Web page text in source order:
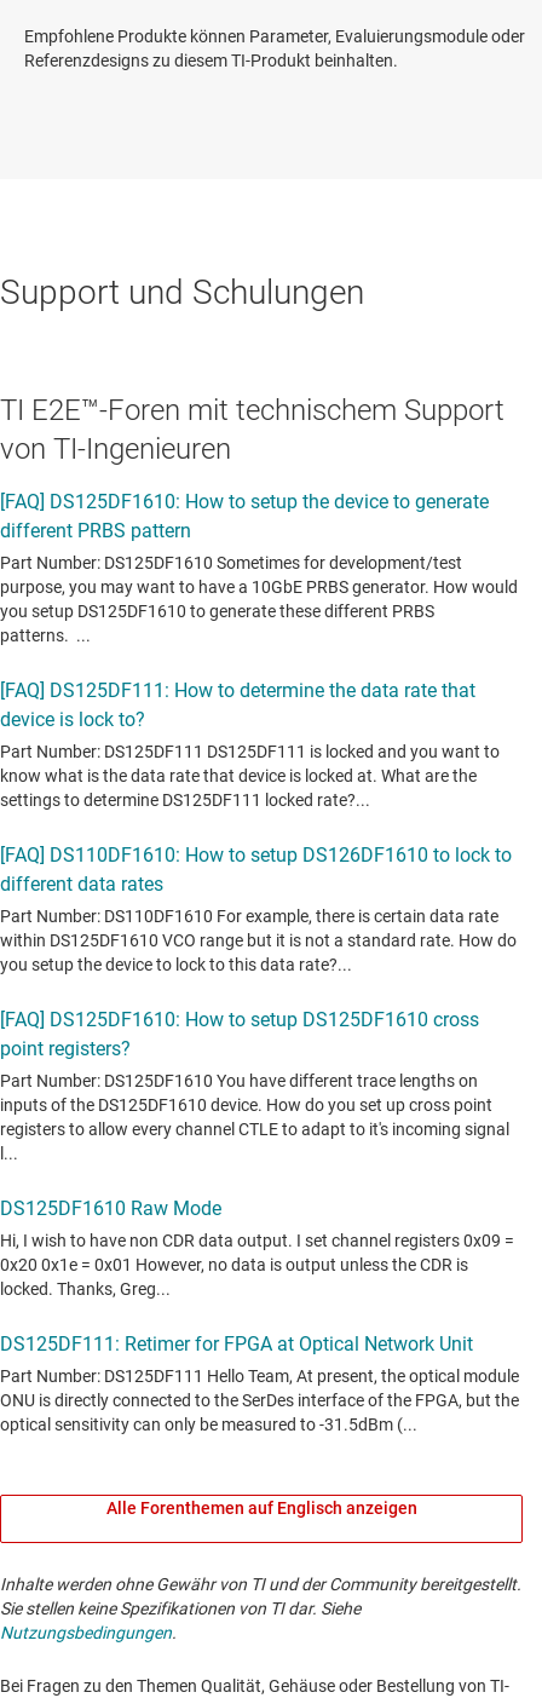
Empfohlene Produkte können Parameter, Evaluierungsmodule oder
Referenzdesigns zu diesem TI-Produkt beinhalten.
Support und Schulungen
TI E2E™-Foren mit technischem Support
von TI-Ingenieuren
Alle Forenthemen auf Englisch anzeigen
Inhalte werden ohne Gewähr von TI und der Community bereitgestellt.
Sie stellen keine Spezifikationen von TI dar. Siehe
Nutzungsbedingungen.
Bei Fragen zu den Themen Qualität, Gehäuse oder Bestellung von TI-